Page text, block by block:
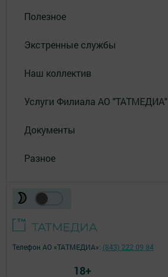
Полезное
Экстренные службы
Наш коллектив
Услуги Филиала АО "ТАТМЕДИА"
Документы
Разное
Телефон АО «ТАТМЕДИА»: (843) 222 09 84
18+